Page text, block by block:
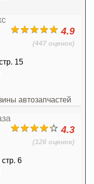
4.9
(447 оценок)
15
автозапчастей
4.3
(126 оценок)
6